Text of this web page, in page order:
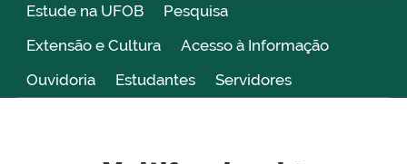
Estude na UFOB
Pesquisa
Extensão e Cultura
Acesso à Informação
Ouvidoria
Estudantes Servidores